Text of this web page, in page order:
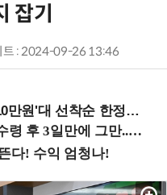
잡기
트 : 2024-09-26 13:46
'대 선착순 한정판매!